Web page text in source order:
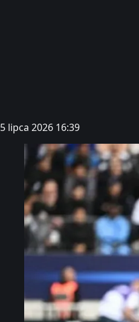
5 lipca 2026 16:39